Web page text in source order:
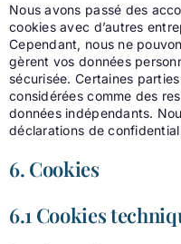
Nous avons passé des
cookies avec d’autres
Cependant, nous ne
gèrent vos données
sécurisée. Certaines
considérées comme des
données indépendants.
déclarations de
6. Cookies
6.1 Cookies